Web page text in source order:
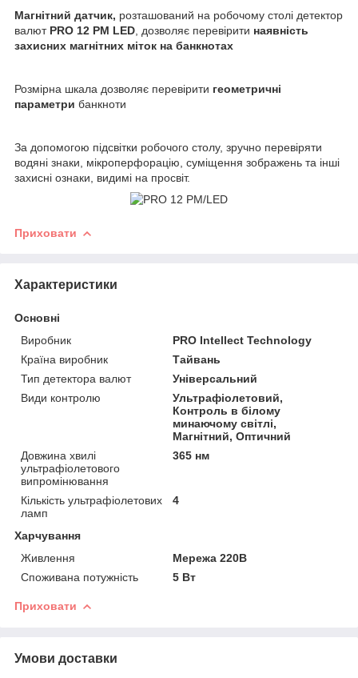
Магнітний датчик, розташований на робочому столі детектор
валют PRO 12 РМ LED , дозволяє перевірити наявність
захисних магнітних міток на банкнотах
Розмірна шкала дозволяє перевірити геометричні
параметри банкноти
За допомогою підсвітки робочого столу, зручно перевіряти
водяні знаки, мікроперфорацію, суміщення зображень та інші
захисні ознаки, видимі на просвіт.
Приховати
Характеристики
Основні
Виробник
PRO Intellect Technology
Країна виробник
Тайвань
Тип детектора валют
Універсальний
Види контролю
Ультрафіолетовий,
Контроль в білому
минаючому світлі,
Магнітний, Оптичний
Довжина хвилі
ультрафіолетового
випромінювання
365 нм
Кількість ультрафіолетових
ламп
4
Харчування
Живлення
Мережа 220В
Споживана потужність
5 Вт
Приховати
Умови доставки